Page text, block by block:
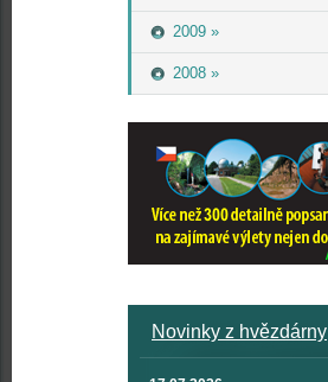
2009 »
2008 »
Novinky z hvězdárny